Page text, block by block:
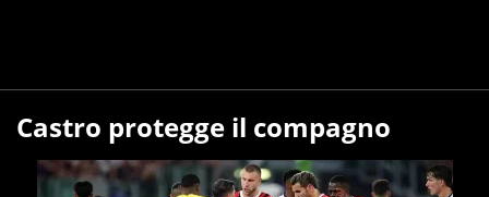
Castro protegge il compagno